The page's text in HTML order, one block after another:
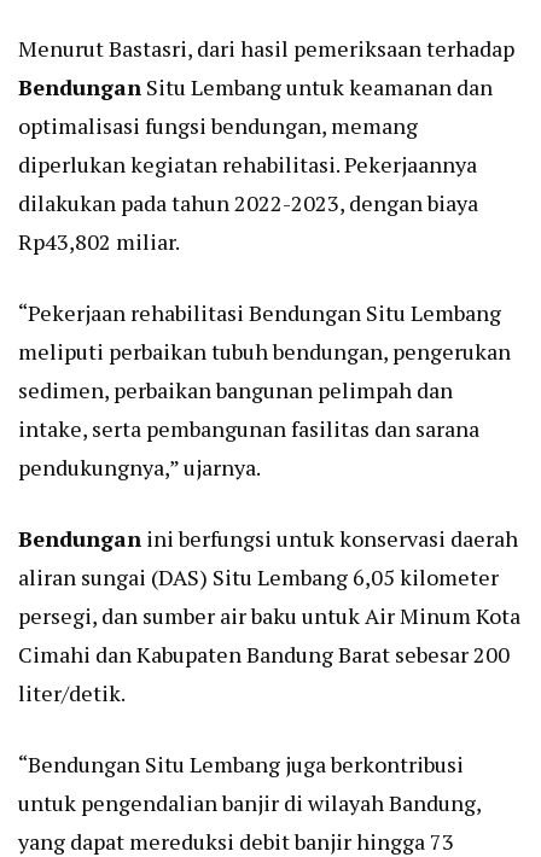
Menurut Bastasri, dari hasil pemeriksaan terhadap
Bendungan Situ Lembang untuk keamanan dan
optimalisasi fungsi bendungan, memang
diperlukan kegiatan rehabilitasi. Pekerjaannya
dilakukan pada tahun 2022-2023, dengan biaya
Rp43,802 miliar.
“Pekerjaan rehabilitasi Bendungan Situ Lembang
meliputi perbaikan tubuh bendungan, pengerukan
sedimen, perbaikan bangunan pelimpah dan
intake, serta pembangunan fasilitas dan sarana
pendukungnya,” ujarnya.
Bendungan ini berfungsi untuk konservasi daerah
aliran sungai (DAS) Situ Lembang 6,05 kilometer
persegi, dan sumber air baku untuk Air Minum Kota
Cimahi dan Kabupaten Bandung Barat sebesar 200
liter/detik.
“Bendungan Situ Lembang juga berkontribusi
untuk pengendalian banjir di wilayah Bandung,
yang dapat mereduksi debit banjir hingga 73